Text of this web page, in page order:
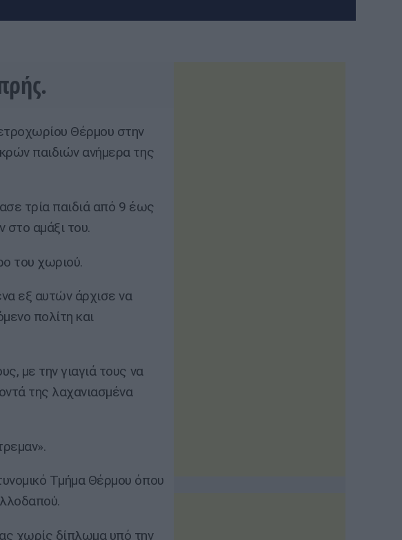
Θέρμου στην
παιδιών ανήμερα της
τρία παιδιά από 9 έως
στο αμάξι του.
του χωριού.
εξ αυτών άρχισε να
πολίτη και
με την γιαγιά τους να
της λαχανιασμένα
Τμήμα Θέρμου όπου
χωρίς δίπλωμα υπό την